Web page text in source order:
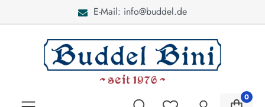
E-Mail: info@buddel.de
0